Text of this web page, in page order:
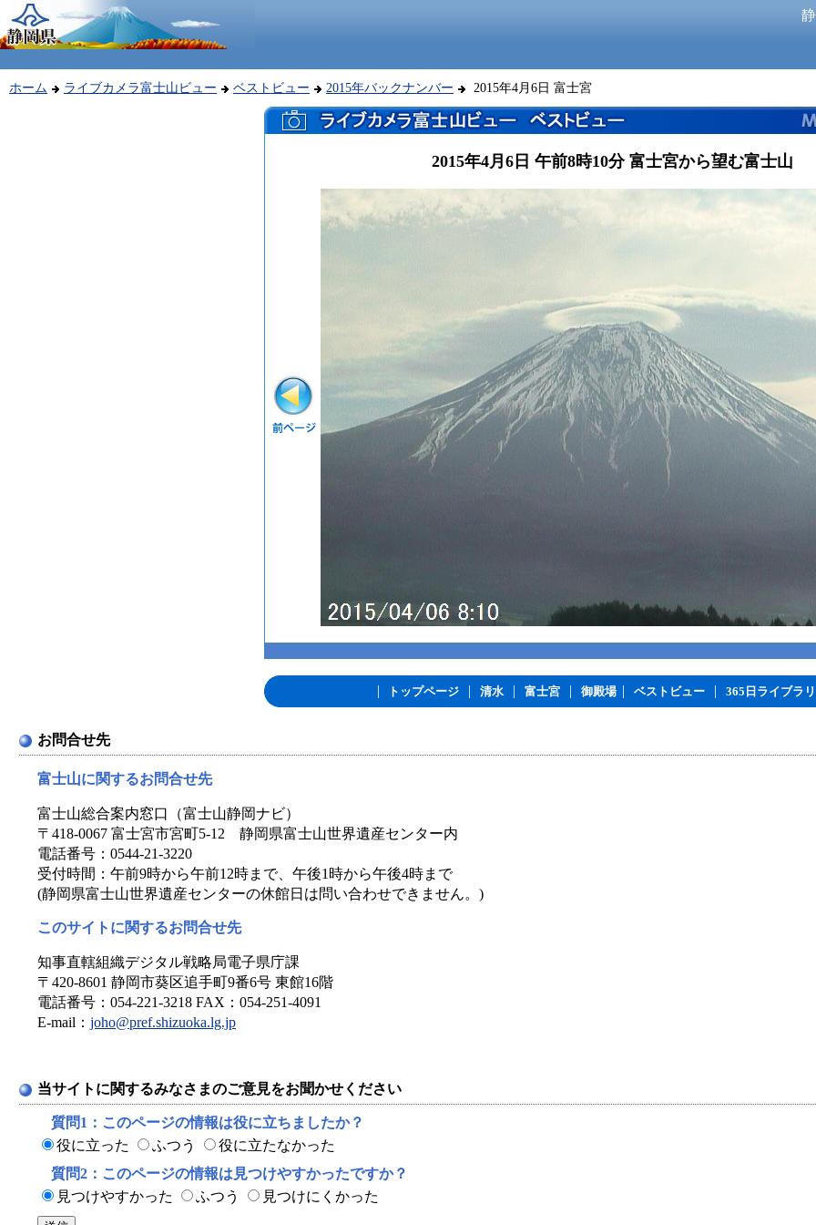
ホーム ライブカメラ富士山ビュー ベストビュー 2015年バックナンバー 2015年4月6日 富士宮
2015年4月6日 午前8時10分 富士宮から望む富士山
| トップページ | 清水 | 富士宮 | 御殿場 | ベストビュー | 365日ライブラ
お問合せ先
富士山に関するお問合せ先
富士山総合案内窓口（富士山静岡ナビ）
〒418-0067 富士宮市宮町5-12 静岡県富士山世界遺産センター内
電話番号：0544-21-3220
受付時間：午前9時から午前12時まで、午後1時から午後4時まで
(静岡県富士山世界遺産センターの休館日は問い合わせできません。)
このサイトに関するお問合せ先
知事直轄組織デジタル戦略局電子県庁課
〒420-8601 静岡市葵区追手町9番6号 東館16階
電話番号：054-221-3218 FAX：054-251-4091
E-mail： joho@pref.shizuoka.lg.jp
当サイトに関するみなさまのご意見をお聞かせください
質問1：このページの情報は役に立ちましたか？
役に立った
ふつう
役に立たなかった
質問2：このページの情報は見つけやすかったですか？
見つけやすかった
ふつう 見つけにくかった